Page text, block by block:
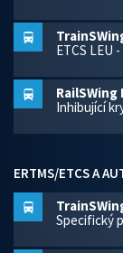
ETCS LEU
RailSWing
Inhibující
ERTMS/ETCS A
Specifický